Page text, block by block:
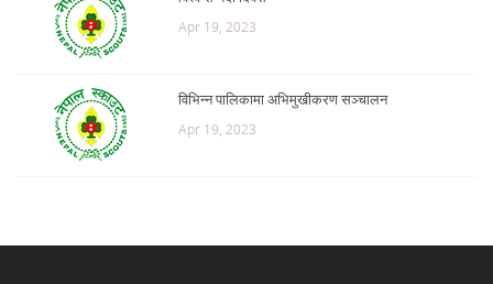
Apr 19, 2023
विभिन्न पालिकामा अभिमुखीकरण सञ्चालन
Apr 19, 2023